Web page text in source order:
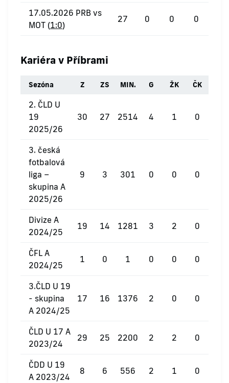
17.05.2026 PRB vs
MOT (1:0)
27 0 0 0
Kariéra v Příbrami
Sezóna Z ZS MIN. G ŽK ČK
2. ČLD U
19
2025/26
30 27 2514 4 1 0
3. česká
fotbalová
liga –
skupina A
2025/26
9 3 301 0 0 0
Divize A
2024/25
19 14 1281 3 2 0
ČFL A
2024/25
1 0 1 0 0 0
3.ČLD U 19
- skupina
A 2024/25
17 16 1376 2 0 0
ČLD U 17 A
2023/24
29 25 2200 2 2 0
ČDD U 19
A 2023/24
8 6 556 2 1 0